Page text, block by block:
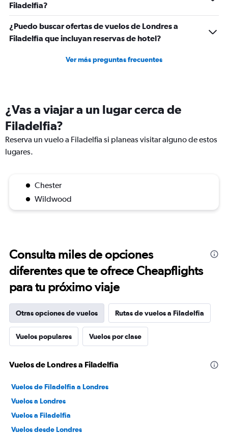
Filadelfia?
¿Puedo buscar ofertas de vuelos de Londres a
Filadelfia que incluyan reservas de hotel?
Ver más preguntas frecuentes
¿Vas a viajar a un lugar cerca de
Filadelfia?
Reserva un vuelo a Filadelfia si planeas visitar alguno de estos
lugares.
Chester
Wildwood
Consulta miles de opciones
diferentes que te ofrece Cheapflights
para tu próximo viaje
Otras opciones de vuelos Rutas de vuelos a Filadelfia
Vuelos populares Vuelos por clase
Vuelos de Londres a Filadelfia
Vuelos de Filadelfia a Londres
Vuelos a Londres
Vuelos a Filadelfia
Vuelos desde Londres